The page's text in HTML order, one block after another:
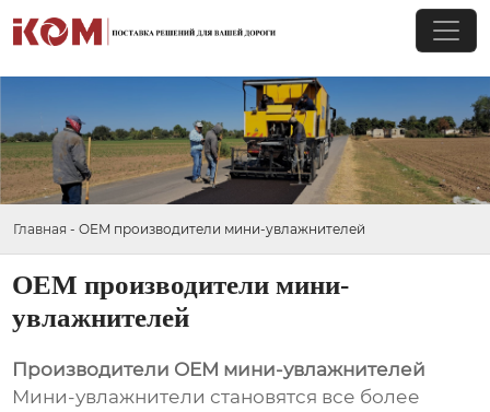
Главная - OEM производители мини-увлажнителей
OEM производители мини-
увлажнителей
Производители OEM мини-увлажнителей
Мини-увлажнители становятся все более